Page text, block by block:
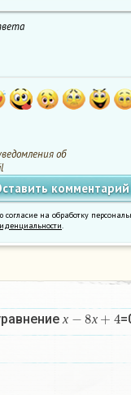
об
на обработку
.
х
х− 8
х
х+ 4